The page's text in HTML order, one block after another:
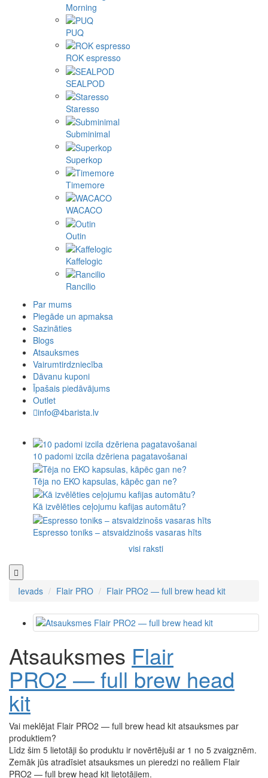
Morning
PUQ
ROK espresso
SEALPOD
Staresso
Subminimal
Superkop
Timemore
WACACO
Outin
Kaffelogic
Rancilio
Par mums
Piegāde un apmaksa
Sazināties
Blogs
Atsauksmes
Vairumtirdzniecība
Dāvanu kuponi
Īpašais piedāvājums
Outlet
info@4barista.lv
10 padomi izcila dzēriena pagatavošanai
Tēja no EKO kapsulas, kāpēc gan ne?
Kā izvēlēties ceļojumu kafijas automātu?
Espresso toniks – atsvaidzinošs vasaras hīts
visi raksti
Ievads Flair PRO Flair PRO2 — full brew head kit
Atsauksmes Flair
PRO2 — full brew head
kit
Vai meklējat Flair PRO2 — full brew head kit atsauksmes par
produktiem?
Līdz šim 5 lietotāji šo produktu ir novērtējuši ar 1 no 5 zvaigznēm.
Zemāk jūs atradīsiet atsauksmes un pieredzi no reāliem Flair
PRO2 — full brew head kit lietotājiem.